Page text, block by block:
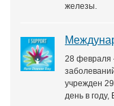
железы.
28 февраля
учрежден
день в году,